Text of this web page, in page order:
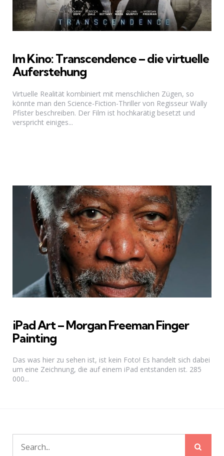
Im Kino: Transcendence – die virtuelle
Auferstehung
Virtuelle Realität kombiniert mit menschlichen Zügen, so
könnte man den Science-Fiction-Thriller von Regisseur Wally
Pfister beschreiben. Der Film ist hochkarätig besetzt und
verspricht einiges...
iPad Art – Morgan Freeman Finger
Painting
Das was hier zu sehen ist, ist kein Foto! Es handelt sich dabei
um eine Zeichnung, die auf einem iPad entstanden ist. 285
000...
Search